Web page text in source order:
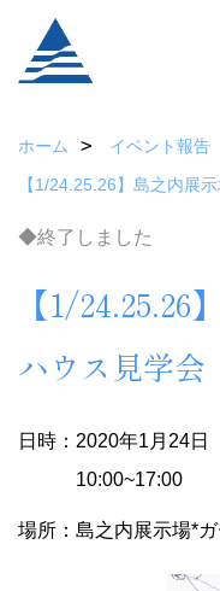
ホーム
イベント報告
【1/24.25.26】島之内展
◆終了しました
【1/24.25.26
ハウス見学会
日時：2020年1月24日
10:00~17:00
場所：島之内展示場*